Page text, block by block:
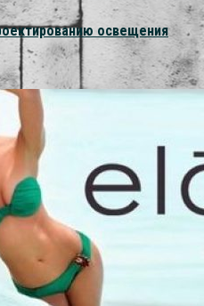
освещения